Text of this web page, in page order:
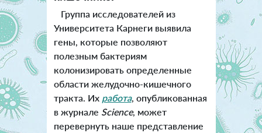
Группа исследователей из
Университета Карнеги выявила
гены, которые позволяют
полезным бактериям
колонизировать определенные
области желудочно-кишечного
тракта. Их работа, опубликованная
в журнале Science, может
перевернуть наше представление